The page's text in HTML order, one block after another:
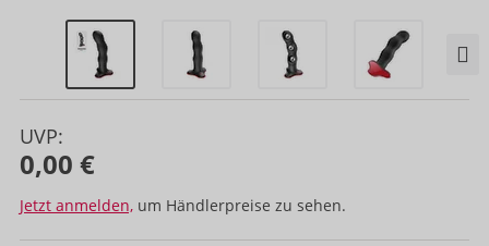
UVP:
0,00 €
Jetzt anmelden, um Händlerpreise zu sehen.